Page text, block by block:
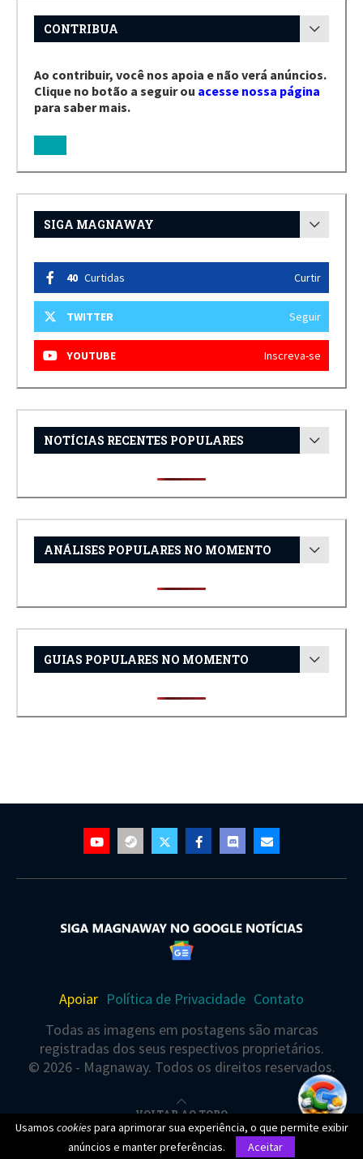
CONTRIBUA
Ao contribuir, você nos apoia e não verá anúncios.
Clique no botão a seguir ou acesse nossa página
para saber mais.
SIGA MAGNAWAY
40 Curtidas Curtir
TWITTER Seguir
YOUTUBE Inscreva-se
NOTÍCIAS RECENTES POPULARES
ANÁLISES POPULARES NO MOMENTO
GUIAS POPULARES NO MOMENTO
Apoiar Política de Privacidade Contato
Todas as imagens em postagens são marcas
registradas dos seus respectivos proprietários.
© 2026 - Magnaway. Todos os direitos reservados.
VOLTAR AO TOPO
Usamos cookies para aprimorar sua experiência, o que permite exibir
anúncios e manter preferências.
Aceitar